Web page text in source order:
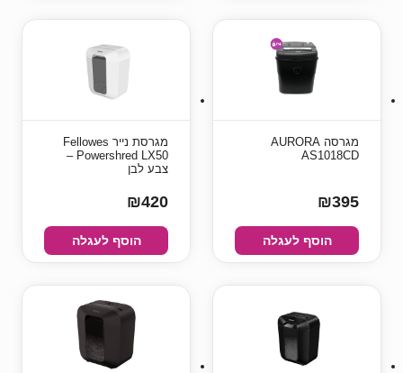
מגרסה AURORA
AS1018CD
₪395
הוסף לעגלה
מגרסת נייר Fellowes
Powershred LX50 –
צבע לבן
₪420
הוסף לעגלה